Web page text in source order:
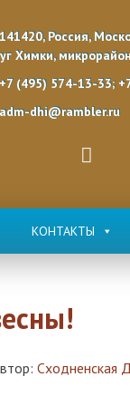
141420, Россия,
Химки,
+7 (495) 574-13-33;
adm-dhi@rambler.ru
КОНТАКТЫ
Сходненская